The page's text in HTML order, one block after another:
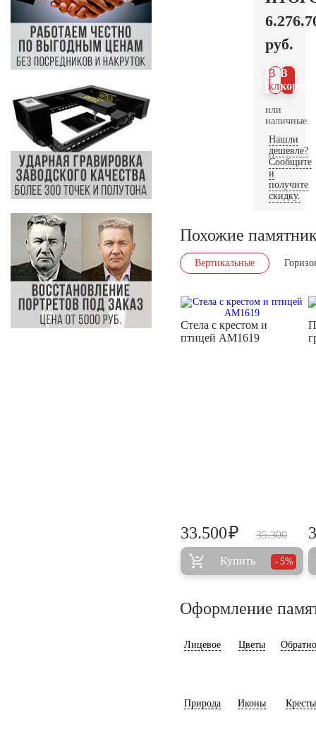
руб.
В
В 1
клик
или
наличные.
Нашли
дешевле?
Сообщите
и
получите
скидку.
Похожие
Вертикальные
Стела с крестом и
птицей AM1619
35.300
33.500₽
Купить 5%
Оформление
Лицевое Цветы
Природа Иконы Кресты